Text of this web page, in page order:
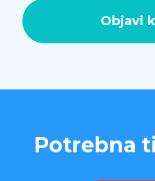
Potrebna